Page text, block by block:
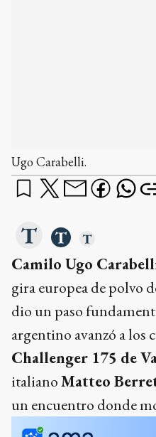
Ugo Carabelli.
Camilo Ugo
gira europea de polvo
dio un paso
argentino avanzó a los
Challenger 175 de
italianoMatteo
un encuentro donde